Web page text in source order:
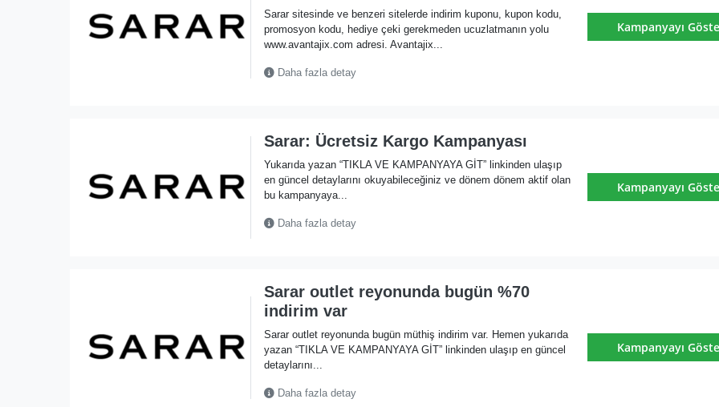
Sarar sitesinde ve benzeri sitelerde indirim kuponu, kupon kodu,
promosyon kodu, hediye çeki gerekmeden ucuzlatmanın yolu
www.avantajix.com adresi. Avantajix...
Daha fazla detay
Kampanyayı
Sarar: Ücretsiz Kargo Kampanyası
Yukarıda yazan “TIKLA VE KAMPANYAYA GİT” linkinden ulaşıp
en güncel detaylarını okuyabileceğiniz ve dönem dönem aktif olan
bu kampanyaya...
Daha fazla detay
Kampanyayı
Sarar outlet reyonunda bugün %70
indirim var
Sarar outlet reyonunda bugün müthiş indirim var. Hemen yukarıda
yazan “TIKLA VE KAMPANYAYA GİT” linkinden ulaşıp en güncel
detaylarını...
Daha fazla detay
Kampanyayı